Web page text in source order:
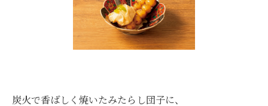
炭火で香ばしく焼いたみたらし団子に、